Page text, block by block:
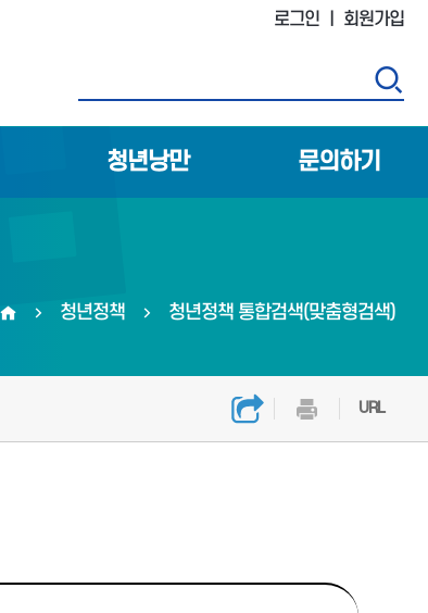
로그인 회원가입
검
청년낭만 문의하기
청년정책 청년정책 통합검색(맞춤형검색)
URL